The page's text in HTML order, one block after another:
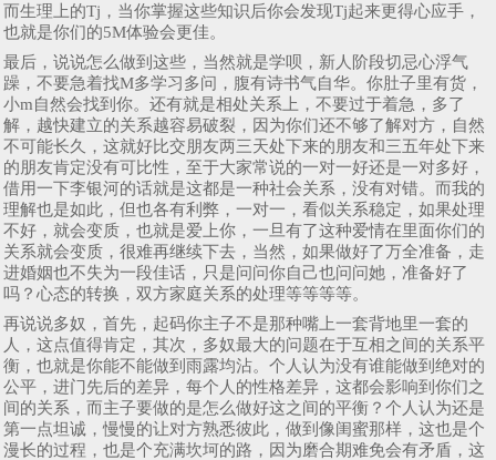
而生理上的Tj，当你掌握这些知识后你会发现Tj起来更得心应手，
也就是你们的5M体验会更佳。
最后，说说怎么做到这些，当然就是学呗，新人阶段切忌心浮气
躁，不要急着找M多学习多问，腹有诗书气自华。你肚子里有货，
小m自然会找到你。还有就是相处关系上，不要过于着急，多了
解，越快建立的关系越容易破裂，因为你们还不够了解对方，自然
不可能长久，这就好比交朋友两三天处下来的朋友和三五年处下来
的朋友肯定没有可比性，至于大家常说的一对一好还是一对多好，
借用一下李银河的话就是这都是一种社会关系，没有对错。而我的
理解也是如此，但也各有利弊，一对一，看似关系稳定，如果处理
不好，就会变质，也就是爱上你，一旦有了这种爱情在里面你们的
关系就会变质，很难再继续下去，当然，如果做好了万全准备，走
进婚姻也不失为一段佳话，只是问问你自己也问问她，准备好了
吗？心态的转换，双方家庭关系的处理等等等等。
再说说多奴，首先，起码你主子不是那种嘴上一套背地里一套的
人，这点值得肯定，其次，多奴最大的问题在于互相之间的关系平
衡，也就是你能不能做到雨露均沾。个人认为没有谁能做到绝对的
公平，进门先后的差异，每个人的性格差异，这都会影响到你们之
间的关系，而主子要做的是怎么做好这之间的平衡？个人认为还是
第一点坦诚，慢慢的让对方熟悉彼此，做到像闺蜜那样，这也是个
漫长的过程，也是个充满坎坷的路，因为磨合期难免会有矛盾，这